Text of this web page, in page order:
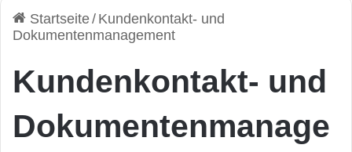
Startseite/ Kundenkontakt- und
Dokumentenmanagement
Kundenkontakt- und
Dokumentenmanage